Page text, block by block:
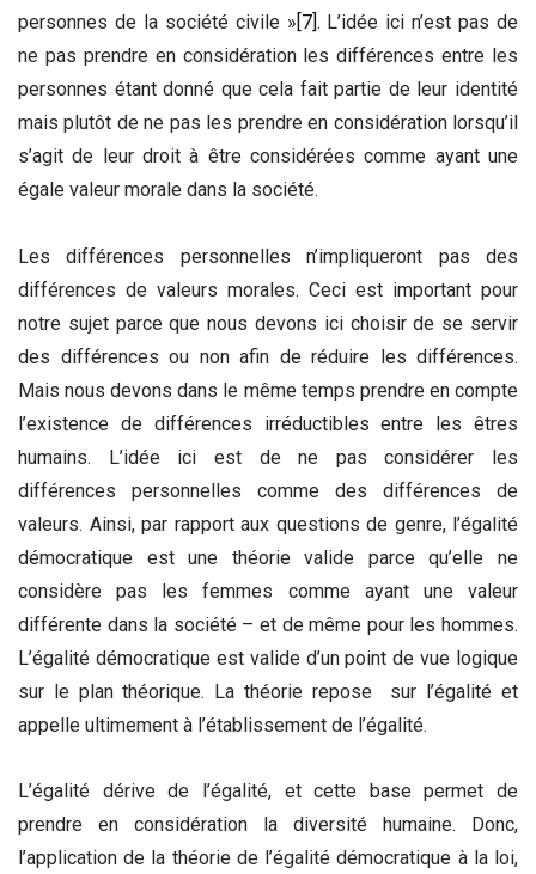
personnes de la société civile » [7] . L’idée ici n’est pas de
ne pas prendre en considération les différences entre les
personnes étant donné que cela fait partie de leur identité
mais plutôt de ne pas les prendre en considération lorsqu’il
s’agit de leur droit à être considérées comme ayant une
égale valeur morale dans la société.
Les différences personnelles n’impliqueront pas des
différences de valeurs morales. Ceci est important pour
notre sujet parce que nous devons ici choisir de se servir
des différences ou non afin de réduire les différences.
Mais nous devons dans le même temps prendre en compte
l’existence de différences irréductibles entre les êtres
humains. L’idée ici est de ne pas considérer les
différences personnelles comme des différences de
valeurs. Ainsi, par rapport aux questions de genre, l’égalité
démocratique est une théorie valide parce qu’elle ne
considère pas les femmes comme ayant une valeur
différente dans la société – et de même pour les hommes.
L’égalité démocratique est valide d’un point de vue logique
sur le plan théorique. La théorie repose sur l’égalité et
appelle ultimement à l’établissement de l’égalité.
L’égalité dérive de l’égalité, et cette base permet de
prendre en considération la diversité humaine. Donc,
l’application de la théorie de l’égalité démocratique à la loi,